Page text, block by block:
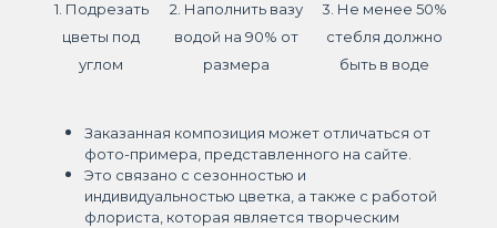
1. Подрезать
цветы под
углом
2. Наполнить вазу
водой на 90% от
размера
3. Не менее 50%
стебля должно
быть в воде
Заказанная композиция может отличаться от
фото-примера, представленного на сайте.
Это связано с сезонностью и
индивидуальностью цветка, а также с работой
флориста, которая является творческим